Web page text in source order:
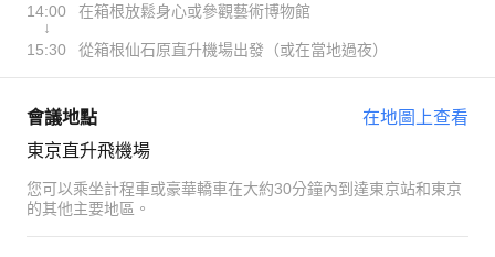
14:00
↓
在箱根放鬆身心或參觀藝術博物館
15:30 從箱根仙石原直升機場出發（或在當地過夜）
會議地點
在地圖上查看
東京直升飛機場
您可以乘坐計程車或豪華轎車在大約30分鐘內到達東京站和東京
的其他主要地區。